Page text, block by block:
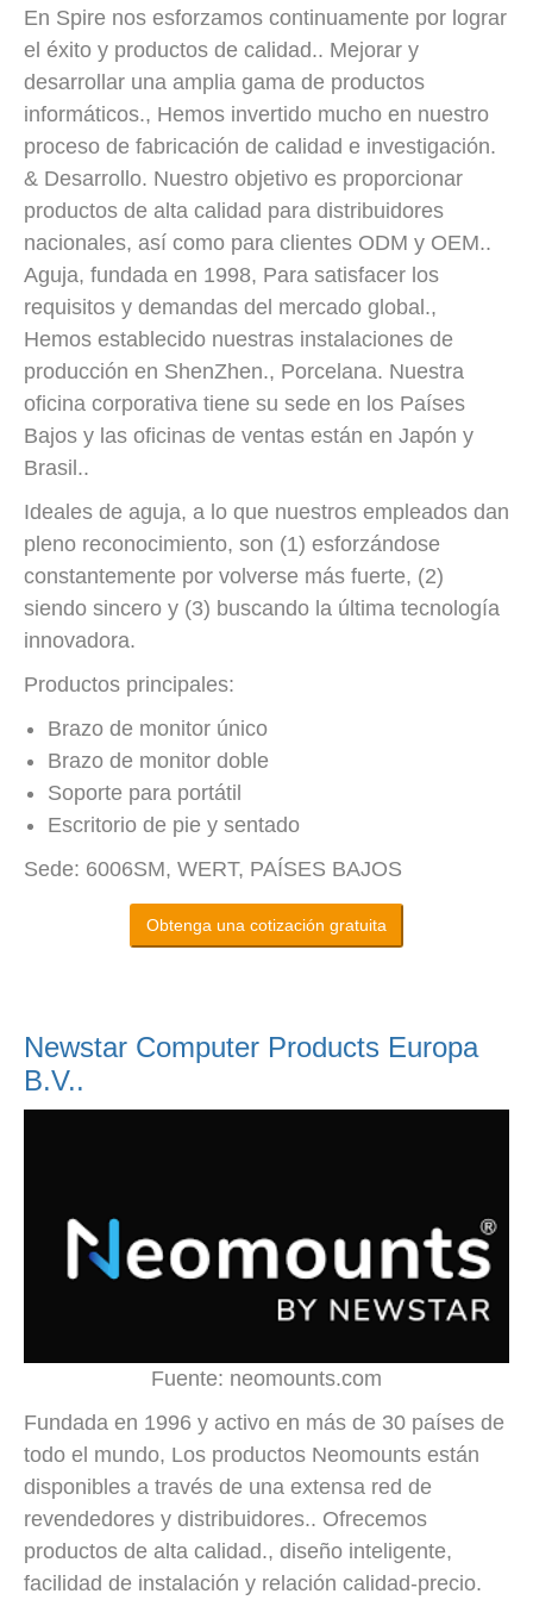
En Spire nos esforzamos continuamente por lograr
el éxito y productos de calidad.. Mejorar y
desarrollar una amplia gama de productos
informáticos., Hemos invertido mucho en nuestro
proceso de fabricación de calidad e investigación.
& Desarrollo. Nuestro objetivo es proporcionar
productos de alta calidad para distribuidores
nacionales, así como para clientes ODM y OEM..
Aguja, fundada en 1998, Para satisfacer los
requisitos y demandas del mercado global.,
Hemos establecido nuestras instalaciones de
producción en ShenZhen., Porcelana. Nuestra
oficina corporativa tiene su sede en los Países
Bajos y las oficinas de ventas están en Japón y
Brasil..
Ideales de aguja, a lo que nuestros empleados dan
pleno reconocimiento, son (1) esforzándose
constantemente por volverse más fuerte, (2)
siendo sincero y (3) buscando la última tecnología
innovadora.
Productos principales:
Brazo de monitor único
Brazo de monitor doble
Soporte para portátil
Escritorio de pie y sentado
Sede: 6006SM, WERT, PAÍSES BAJOS
Obtenga una cotización gratuita
Newstar Computer Products Europa
B.V..
Fuente: neomounts.com
Fundada en 1996 y activo en más de 30 países de
todo el mundo, Los productos Neomounts están
disponibles a través de una extensa red de
revendedores y distribuidores.. Ofrecemos
productos de alta calidad., diseño inteligente,
facilidad de instalación y relación calidad-precio.